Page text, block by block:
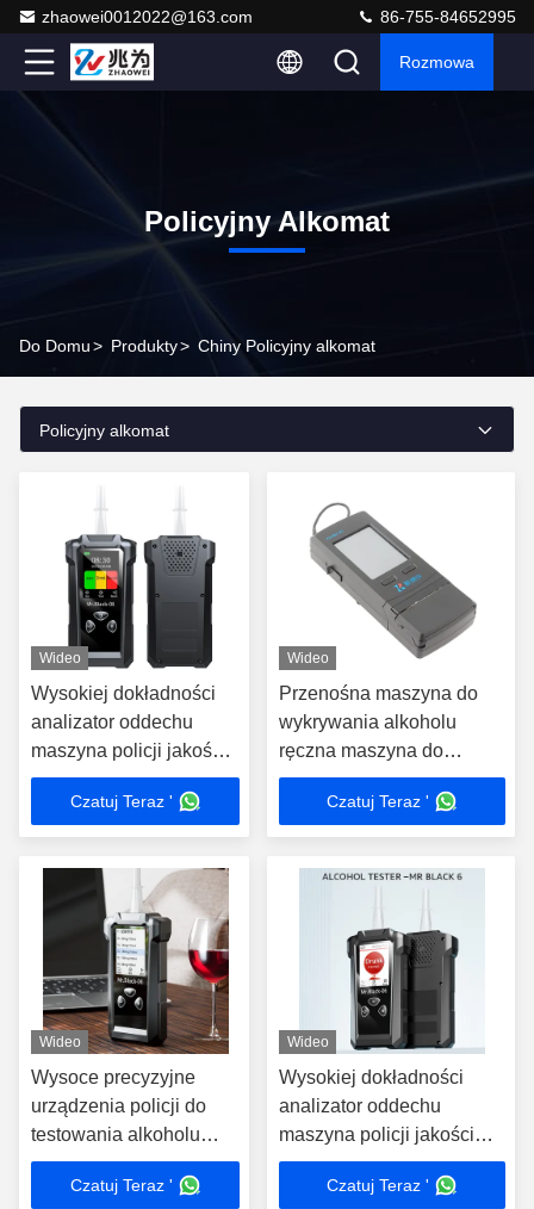
zhaowei0012022@163.com 86-755-84652995
Rozmowa
Policyjny Alkomat
Do Domu> Produkty> Chiny Policyjny alkomat
Policyjny alkomat
Wideo
Wysokiej dokładności
analizator oddechu
maszyna policji jakości
analizator oddechu dwa
tryby wykrywania
Czatuj Teraz '
Wideo
Przenośna maszyna do
wykrywania alkoholu
ręczna maszyna do
analizy oddechu
Czatuj Teraz '
Wideo
Wysoce precyzyjne
urządzenia policji do
testowania alkoholu
Alcohol Breathalyzer
Czatuj Teraz '
Wideo
Wysokiej dokładności
analizator oddechu
maszyna policji jakości
analizator oddechu dwa
tryby wykrywania
Czatuj Teraz '